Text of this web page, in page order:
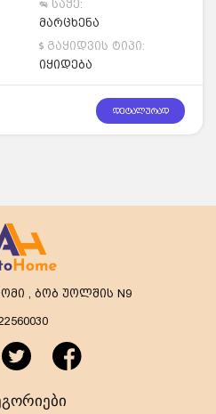
საჭე:
მარცხენა
გაყიდვის ტიპი:
იყიდება
დეტალურად
, ბობ უოლშის N9